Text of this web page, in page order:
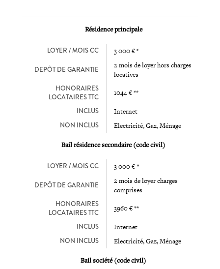
Résidence principale
LOYER / MOIS CC 3 000 € *
DEPÔT DE GARANTIE
2 mois de loyer hors charges
locatives
HONORAIRES
LOCATAIRES TTC
1044 € **
INCLUS Internet
NON INCLUS Electricité, Gaz, Ménage
Bail résidence secondaire (code civil)
LOYER / MOIS CC 3 000 € *
DEPÔT DE GARANTIE
2 mois de loyer charges
comprises
HONORAIRES
LOCATAIRES TTC
3960 € **
INCLUS Internet
NON INCLUS Electricité, Gaz, Ménage
Bail société (code civil)